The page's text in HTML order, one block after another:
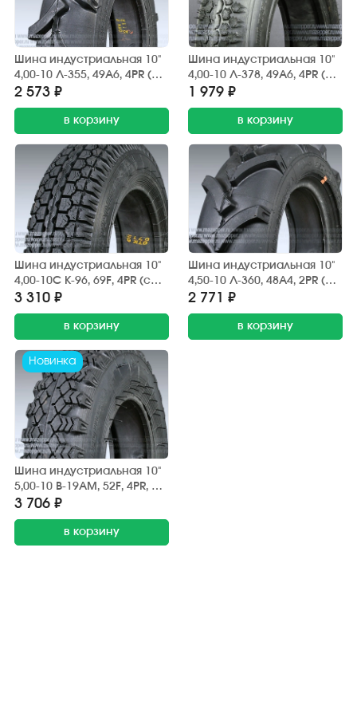
Шина индустриальная 10"
4,00-10 Л-355, 49A6, 4PR (с
камерой) "ПЕТРОШИНА"
мотоблоки "Нева",
"Каскад", "Угра"
направленная,
повышенной
проходимости
2 573 ₽
в корзину
Шина индустриальная 10"
4,00-10 Л-378, 49А6, 4PR (с
камерой) "ПЕТРОШИНА"
садовые, строительные
тачки, складские тележки
и платформы
1 979 ₽
в корзину
Шина индустриальная 10"
4,00-10С К-96, 69F, 4PR (с
камерой) "ПЕТРОШИНА"
дорожная, повышенной
грузоподъёмности
3 310 ₽
в корзину
Шина индустриальная 10"
4,50-10 Л-360, 48A4, 2PR (с
камерой) "ПЕТРОШИНА"
направленная,
повышенной
проходимости
2 771 ₽
в корзину
Новинка
Шина индустриальная 10"
5,00-10 В-19АМ, 52F, 4PR, с
камерой, ПЕТРОШИНА,
прицепы Пчёлка, Скиф,
Тонар, дорожная
3 706 ₽
в корзину